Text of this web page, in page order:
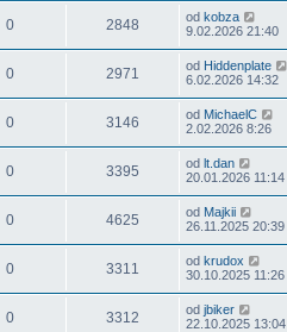
0 2848 od kobza
9.02.2026 21:40
0 2971 od Hiddenplate
6.02.2026 14:32
0 3146 od MichaelC
2.02.2026 8:26
0 3395 od lt.dan
20.01.2026 11:14
0 4625 od Majkii
26.11.2025 20:39
0 3311 od krudox
30.10.2025 11:26
0 3312 od jbiker
22.10.2025 13:04